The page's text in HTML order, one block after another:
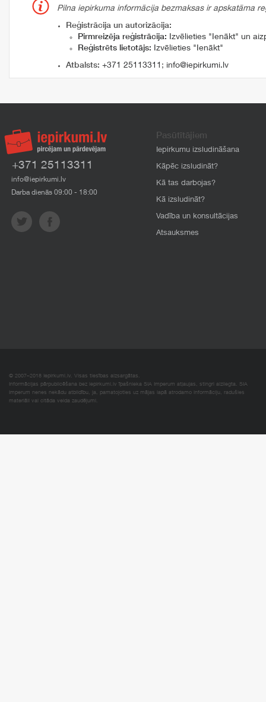
Pilna iepirkuma informācija bezmaksas ir apskatāma
Reģistrācija un autorizācija:
Pirmreizēja reģistrācija: Izvēlieties "Ienākt" un
Reģistrēts lietotājs: Izvēlieties "Ienākt"
Atbalsts: +371 25113311 ; info@iepirkumi.lv
+371 25113311
info@iepirkumi.lv
Darba dienās 09:00 - 18:00
Pasūtītājiem
Iepirkumu izsludināšana
Kāpēc izsludināt?
Kā tas darbojas?
Kā izsludināt?
Vadība un konsultācijas
Atsauksmes
© 2007–2018 Iepirkumi.lv. Visas tiesības aizsargātas.
Informācijas pārpublicēšana bez iepirkumi.lv īpašnieka SIA Imperum atļaujas, stingri aizliegta. SIA
Imperum nenes nekādu atbildību, ja, pamatojoties uz mājas lapā atrodamo informāciju, radušies
materiāli vai citāda veida zaudējumi.